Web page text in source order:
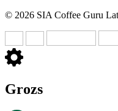
© 2026 SIA Coffee Guru
Grozs